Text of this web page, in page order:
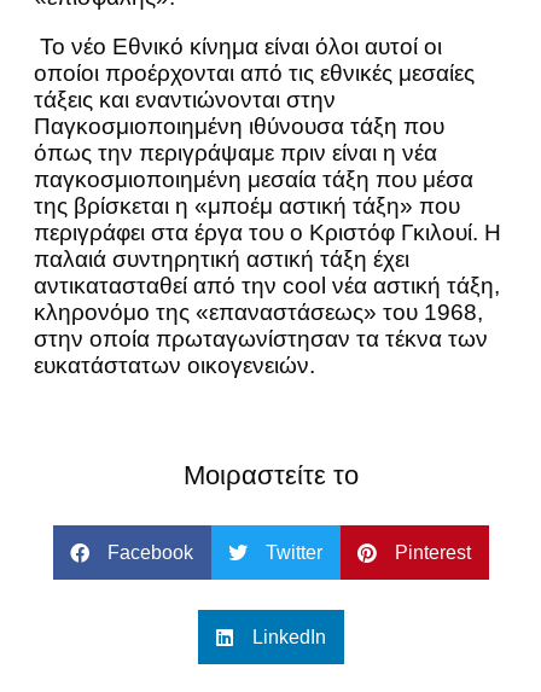
Το νέο Εθνικό κίνημα είναι όλοι αυτοί οι
οποίοι προέρχονται από τις εθνικές μεσαίες
τάξεις και εναντιώνονται στην
Παγκοσμιοποιημένη ιθύνουσα τάξη που
όπως την περιγράψαμε πριν είναι η νέα
παγκοσμιοποιημένη μεσαία τάξη που μέσα
της βρίσκεται η «μποέμ αστική τάξη» που
περιγράφει στα έργα του ο Κριστόφ Γκιλουί. Η
παλαιά συντηρητική αστική τάξη έχει
αντικατασταθεί από την cool νέα αστική τάξη,
κληρονόμο της «επαναστάσεως» του 1968,
στην οποία πρωταγωνίστησαν τα τέκνα των
ευκατάστατων οικογενειών.
Μοιραστείτε το
Facebook Twitter Pinterest
LinkedIn